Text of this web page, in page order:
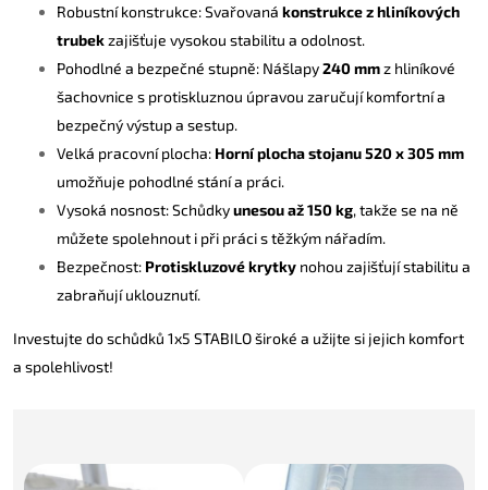
Robustní konstrukce: Svařovaná konstrukce z hliníkových
trubekzajišťuje vysokou stabilitu a odolnost.
Pohodlné a bezpečné stupně: Nášlapy240 mmz hliníkové
šachovnice s protiskluznou úpravou zaručují komfortní a
bezpečný výstup a sestup.
Velká pracovní plocha: Horní plocha stojanu 520 x 305 mm
umožňuje pohodlné stání a práci.
Vysoká nosnost: Schůdkyunesou až 150 kg, takže se na ně
můžete spolehnout i při práci s těžkým nářadím.
Bezpečnost: Protiskluzové krytky nohou zajišťují stabilitu a
zabraňují uklouznutí.
Investujte do schůdků 1x5 STABILO široké a užijte si jejich komfort
a spolehlivost!